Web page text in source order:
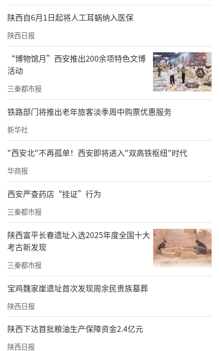
图为深入蒲城县椿林村田间地头，协助村民清
理堵塞水渠、引流疏通，保障农田灌溉用水通
深度融入乡村振兴，2025年投入帮扶资金722.7
6万元，在安康、渭南等地实施光伏路灯、魔芋
种植等特色产业项目，消费帮扶采购农产品65
2.46万元。面对西藏定日地震、海南台风等灾
情，陕建“铁军”冲锋在前，15天完成震区房
屋安全评估，用专业力量守护生命线工程。
陕西自6月1日起将人工耳蜗纳入医保
陕西日报
“博物馆月”西安推出200余项特色文博
活动
三秦都市报
铁路部门将推出老年旅客淡季周中购票优惠服务
新华社
"西安北"不再孤单！西安即将进入"双高铁枢纽"时代
华商报
西安严查药店“挂证”行为
三秦都市报
陕西富平长春遗址入选2025年度全国十大
考古新发现
三秦都市报
宝鸡魏家崖遗址首次发现周余民贵族墓葬
陕西日报
陕西下达首批粮油生产保障资金2.4亿元
陕西日报